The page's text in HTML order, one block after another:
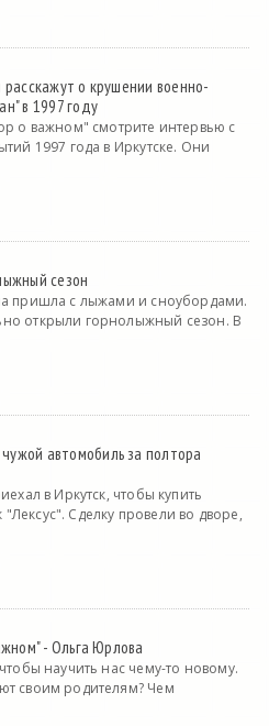
о крушении военно-
в 1997 году
о важном" смотрите интервью с
1997 года в Иркутске. Они
сезон
пришла с лыжами и сноубордами.
открыли горнолыжный сезон. В
автомобиль за полтора
в Иркутск, чтобы купить
Сделку провели во дворе,
- Ольга Юрлова
научить нас чему-то новому.
своим родителям? Чем